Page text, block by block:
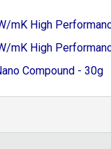
mK High
mK High
Compound - 30g